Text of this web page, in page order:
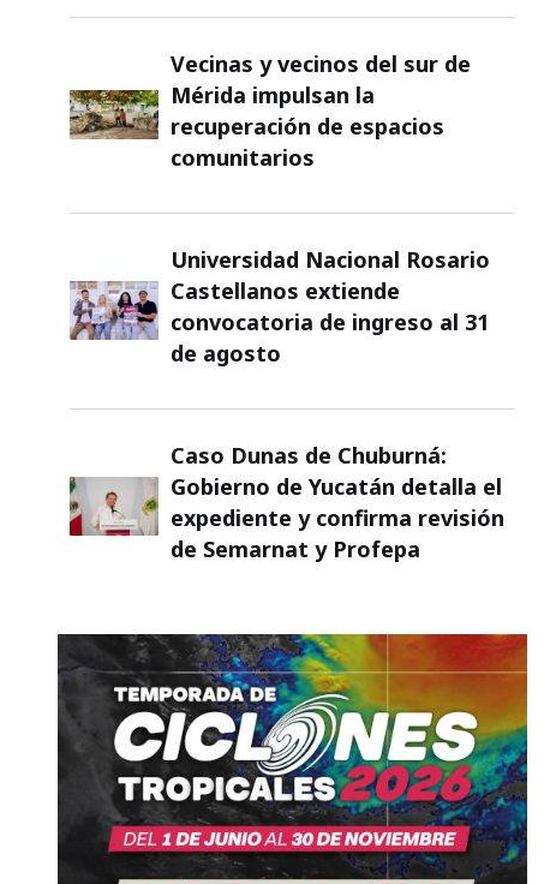
Vecinas y vecinos del sur de
Mérida impulsan la
recuperación de espacios
comunitarios
Universidad Nacional Rosario
Castellanos extiende
convocatoria de ingreso al 31
de agosto
Caso Dunas de Chuburná:
Gobierno de Yucatán detalla el
expediente y confirma revisión
de Semarnat y Profepa